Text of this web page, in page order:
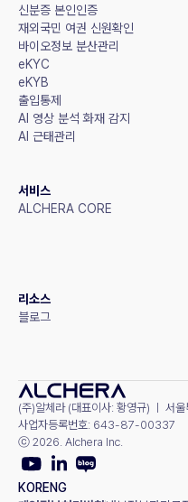
신분증 본인인증
재외국민 여권 신원확인
바이오정보 분산관리
eKYC
eKYB
출입통제
AI 영상 분석 화재 감지
AI 근태관리
서비스
ALCHERA CORE
리소스
블로그
(주)알체라 (대표이사: 황영규) ㅣ 서
사업자등록번호: 643-87-00337
ⓒ 2026. Alchera Inc.
KORENG